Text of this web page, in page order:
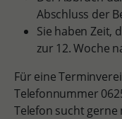
Abschluss der
Sie haben Zeit,
zur 12. Woche
Für eine
Telefonnummer
Telefon sucht